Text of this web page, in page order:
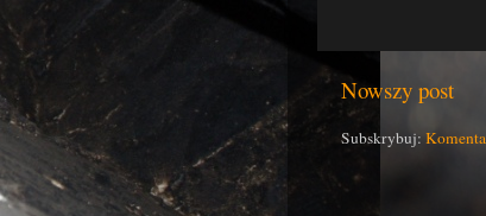
Nowszy post
Subskrybuj: